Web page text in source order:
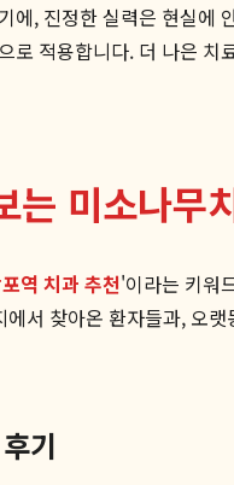
, 진정한 실력은 현실
적용합니다. 더 나은
는 미소나무
역 치과 추천'이라는 키워
서 찾아온 환자들과, 오
기